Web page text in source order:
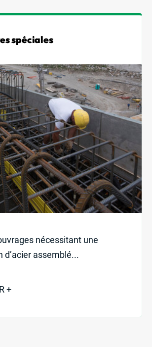
spéciales
nécessitant une
d’acier assemblé...
+